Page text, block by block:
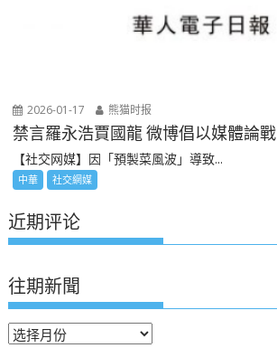
2026-01-17 熊猫时报
禁言羅永浩賈國龍 微博倡以媒體論戰
【社交网媒】因「預製菜風波」導致...
中華 社交網媒
近期评论
往期新聞
往